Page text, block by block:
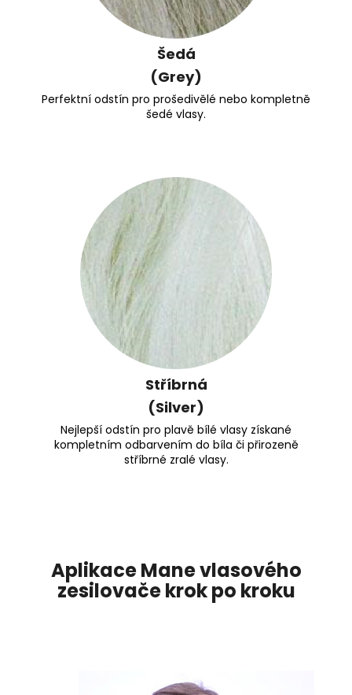
Šedá
(Grey)
Perfektní odstín pro prošedivělé nebo kompletně
šedé vlasy.
Stříbrná
(Silver)
Nejlepší odstín pro plavě bílé vlasy získané
kompletním odbarvením do bíla či přirozeně
stříbrné zralé vlasy.
Aplikace Mane vlasového
zesilovače krok po kroku